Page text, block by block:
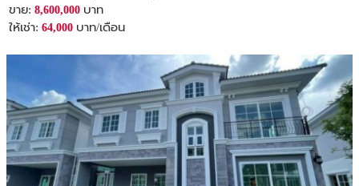
ขาย: 8,600,000 บาท
ให้เช่า: 64,000 บาท/เดือน